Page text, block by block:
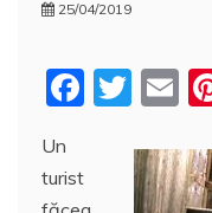
25/04/2019
F
e
T
itt
er
E
ai
l
Un
turist